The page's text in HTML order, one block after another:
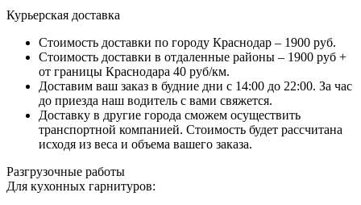
Курьерская доставка
Стоимость доставки по городу Краснодар – 1900 руб.
Стоимость доставки в отдаленные районы – 1900 руб +
от границы Краснодара 40 руб/км.
Доставим ваш заказ в будние дни с 14:00 до 22:00. За час
до приезда наш водитель с вами свяжется.
Доставку в другие города сможем осуществить
транспортной компанией. Стоимость будет рассчитана
исходя из веса и объема вашего заказа.
Разгрузочные работы
Для кухонных гарнитуров: